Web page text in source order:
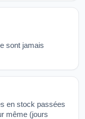
sont jamais
en stock passées
même (jours